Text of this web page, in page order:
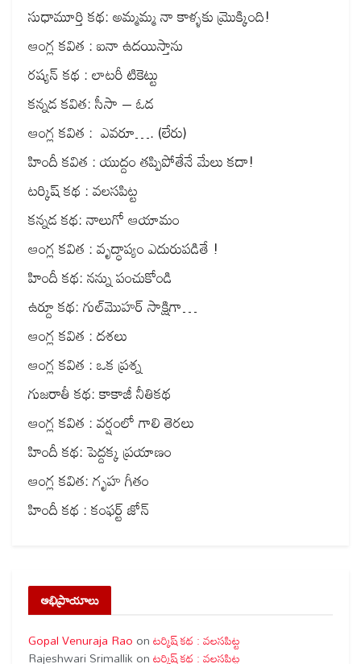
సుధామూర్తి కథ: అమ్మమ్మ నా కాళ్ళకు మ్రొక్కింది!
ఆంగ్ల కవిత : ఐనా ఉదయిస్తాను
రష్యన్ కథ : లాటరీ టికెట్టు
కన్నడ కవిత: సీసా – ఓడ
ఆంగ్ల కవిత : ఎవరూ…. (లేరు)
హిందీ కవిత : యుద్దం తప్పిపోతేనే మేలు కదా!
టర్కిష్ కథ : వలసపిట్ట
కన్నడ కథ: నాలుగో ఆయామం
ఆంగ్ల కవిత : వృద్ధాప్యం ఎదురుపడితే !
హిందీ కథ: నన్ను పంచుకోండి
ఉర్దూ కథ: గుల్‌మొహర్ సాక్షిగా…
ఆంగ్ల కవిత : దశలు
ఆంగ్ల కవిత : ఒక ప్రశ్న
గుజరాతీ కథ: కాకాజీ నీతికథ
ఆంగ్ల కవిత : వర్షంలో గాలి తెరలు
హిందీ కథ: పెద్దక్క ప్రయాణం
ఆంగ్ల కవిత: గృహ గీతం
హిందీ కథ : కంఫర్ట్ జోన్
అభిప్రాయాలు
Gopal Venuraja Rao onటర్కిష్ కథ : వలసపిట్ట
Rajeshwari Srimallik onటర్కిష్ కథ : వలసపిట్ట